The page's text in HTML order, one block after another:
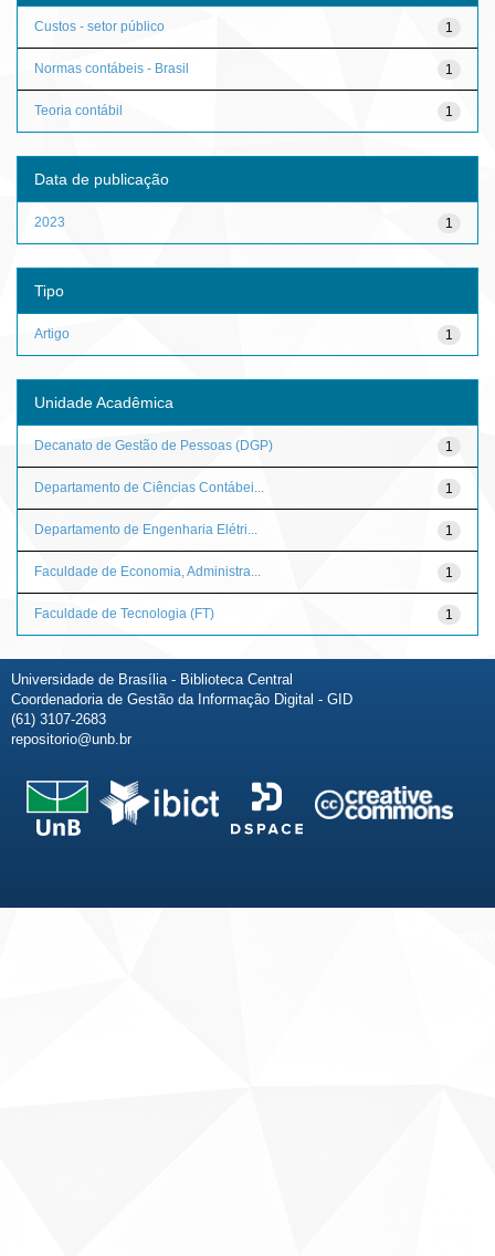
1
Custos - setor público
1
Normas contábeis - Brasil
1
Teoria contábil
Data de publicação
1
2023
Tipo
1
Artigo
Unidade Acadêmica
1
Decanato de Gestão de Pessoas (DGP)
1
Departamento de Ciências Contábei...
1
Departamento de Engenharia Elétri...
1
Faculdade de Economia, Administra...
1
Faculdade de Tecnologia (FT)
Universidade de Brasília - Biblioteca Central
Coordenadoria de Gestão da Informação Digital - GID
(61) 3107-2683
repositorio@unb.br